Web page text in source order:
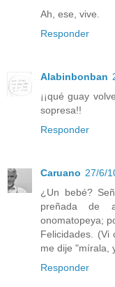
Ah, ese, vive.
Responder
Alabinbonban
¡¡qué guay
sopresa!!
Responder
Caruano 27/6/
¿Un bebé?
preñada de
onomatopeya;
Felicidades.
me dije "mírala,
Responder